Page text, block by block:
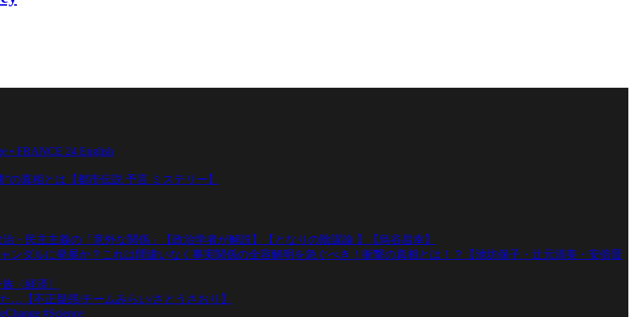
• FRANCE 24 English
真相とは【都市伝説 予言 ミステリー】
民主主義の「意外な関係」【政治学者が解説】【となりの陰謀論 】【烏谷昌幸】
ンダルに発展か？これは間違いなく事実関係の全容解明を急ぐべき！衝撃の真相とは！？【池坊保子・辻元清美・安倍晋
〈経済〉
…【不正疑惑/チームみらい/さとうさおり】
#Science